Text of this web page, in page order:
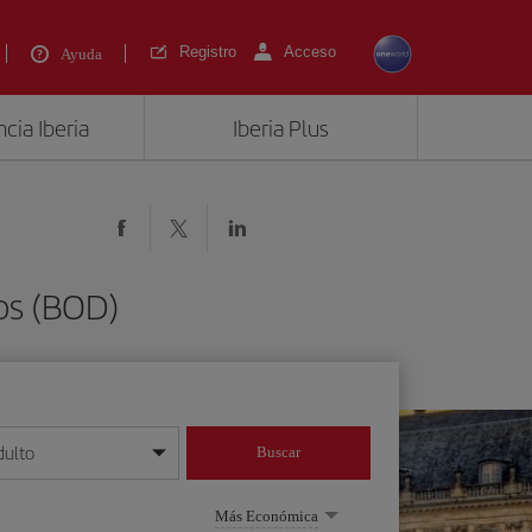
Ayuda Registro Acceso
Iberia Iberia Plus
(BOD)
mes/año
Buscar
Más Económica